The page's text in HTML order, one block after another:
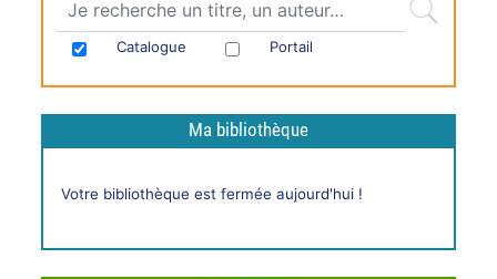
Catalogue Portail
Ma bibliothèque
liveVotre bibliothèque est fermée aujourd'hui !